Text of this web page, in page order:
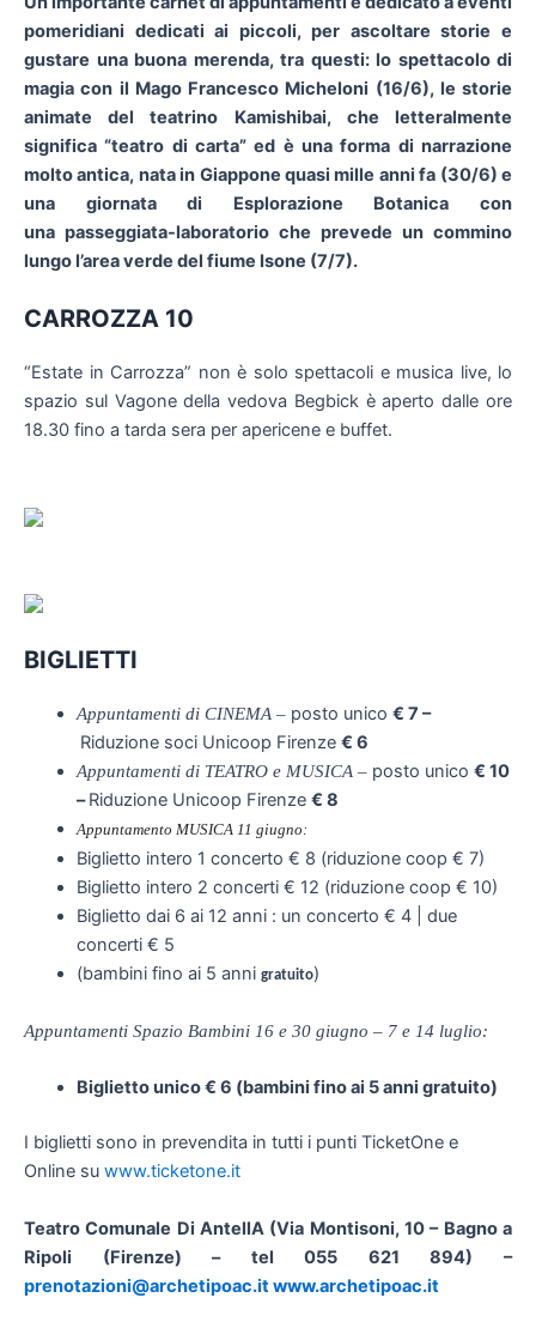
pomeridiani dedicati ai piccoli, per ascoltare storie e
gustare una buona merenda, tra questi: lo spettacolo di
magia con il Mago Francesco Micheloni (16/6), le storie
animate del teatrino Kamishibai, che letteralmente
significa “teatro di carta” ed è una forma di narrazione
molto antica, nata in Giappone quasi mille anni fa (30/6) e
una giornata di Esplorazione Botanica con
una passeggiata-laboratorio che prevede un commino
lungo l’area verde del fiume Isone (7/7).
CARROZZA 10
“Estate in Carrozza” non è solo spettacoli e musica live, lo
spazio sul Vagone della vedova Begbick è aperto dalle ore
18.30 fino a tarda sera per apericene e buffet.
BIGLIETTI
Appuntamenti di CINEMA – posto unico € 7 –
Riduzione soci Unicoop Firenze € 6
Appuntamenti di TEATRO e MUSICA – posto unico € 10
–Riduzione Unicoop Firenze € 8
Appuntamento MUSICA 11 giugno:
Biglietto intero 1 concerto € 8 (riduzione coop € 7)
Biglietto intero 2 concerti € 12 (riduzione coop € 10)
Biglietto dai 6 ai 12 anni : un concerto € 4 | due
concerti € 5
(bambini fino ai 5 anni gratuito)
Appuntamenti Spazio Bambini 16 e 30 giugno – 7 e 14 luglio:
Biglietto unico € 6 (bambini fino ai 5 anni gratuito)
I biglietti sono in prevendita in tutti i punti TicketOne e
Online su www.ticketone.it
Teatro Comunale Di AntellA (Via Montisoni, 10 – Bagno a
Ripoli (Firenze) – tel 055 621 894) –
prenotazioni@archetipoac.it www.archetipoac.it